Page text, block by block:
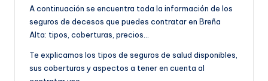
A continuación se encuentra toda la información de los
seguros de decesos que puedes contratar en Breña
Alta: tipos, coberturas, precios…
Te explicamos los tipos de seguros de salud disponibles,
sus coberturas y aspectos a tener en cuenta al